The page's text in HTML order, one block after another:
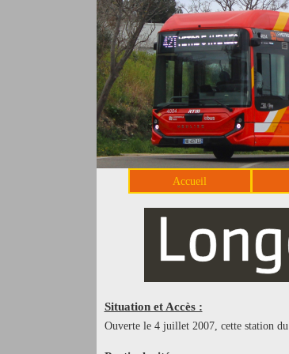
Accueil
Situation et Accès :
Ouverte le 4 juillet 2007, cette station du